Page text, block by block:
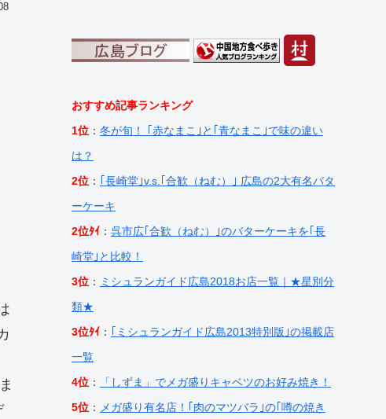
おすすめ記事ランキング
1位 ： 冬が旬！ ｢赤なまこ｣と｢青なまこ｣で味の違い
は？
2位 ：
｢長崎堂｣v.s.｢合歓（ねむ）｣ 広島の2大有名バタ
ーケーキ
2位ﾀｲ ： 呉市広｢合歓（ねむ）｣のバターケーキを｢長
崎堂｣と比較！
3位 ： ミシュランガイド広島2018お店一覧｜★星別分
類★
3位ﾀｲ ：
｢ミシュランガイド広島2013特別版｣の掲載店
一覧
4位 ：
「しずま」でメガ盛りキャベツのお好み焼き！
5位 ：
メガ盛り有名店！｢肉のマツバラ｣の｢噂の焼き